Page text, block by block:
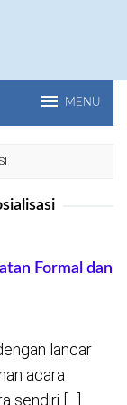
MENU
Formal dan
lancar
acara
sendiri […]